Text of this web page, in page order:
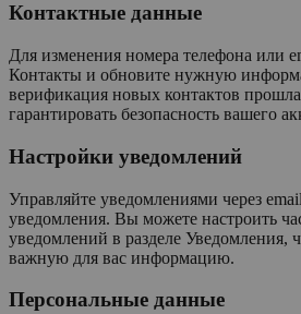
Контактные данные
Для изменения номера телефона или
Контакты и обновите нужную
верификация новых контактов
гарантировать безопасность вашего
Настройки уведомлений
Управляйте уведомлениями через
уведомления. Вы можете настроить
уведомлений в разделе Уведомления,
важную для вас информацию.
Персональные данные